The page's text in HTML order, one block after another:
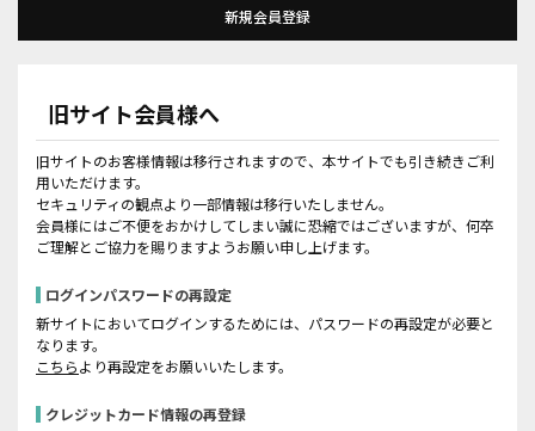
旧サイト会員様へ
旧サイトのお客様情報は移行されますので、本サイトでも引き続きご利
用いただけます。
セキュリティの観点より一部情報は移行いたしません。
会員様にはご不便をおかけしてしまい誠に恐縮ではございますが、何卒
ご理解とご協力を賜りますようお願い申し上げます。
ログインパスワードの再設定
新サイトにおいてログインするためには、パスワードの再設定が必要と
なります。
こちらより再設定をお願いいたします。
クレジットカード情報の再登録